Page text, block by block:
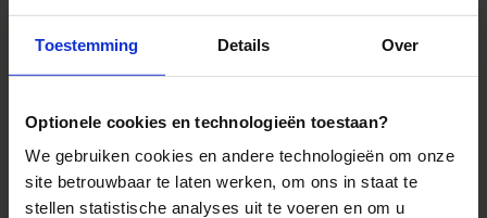
Toestemming Details Over
Optionele cookies en technologieën toestaan?
We gebruiken cookies en andere technologieën om onze
site betrouwbaar te laten werken, om ons in staat te
stellen statistische analyses uit te voeren en om u
Reis- en annuleringsvoorwaarden
Veelgestelde vragen
Reisthema's
Groepsreizen